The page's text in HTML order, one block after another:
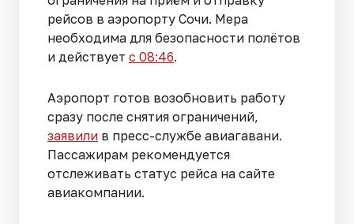
рейсов в аэропорту Сочи. Мера
необходима для безопасности полётов
и действует с 08:46.
Аэропорт готов возобновить работу
сразу после снятия ограничений,
заявили в пресс-службе авиагавани.
Пассажирам рекомендуется
отслеживать статус рейса на сайте
авиакомпании.